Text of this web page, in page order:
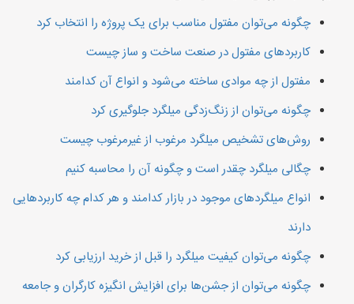
چگونه می‌توان مفتول مناسب برای یک پروژه را انتخاب کرد
کاربردهای مفتول در صنعت ساخت و ساز چیست
مفتول از چه موادی ساخته می‌شود و انواع آن کدامند
چگونه می‌توان از زنگ‌زدگی میلگرد جلوگیری کرد
روش‌های تشخیص میلگرد مرغوب از غیرمرغوب چیست
چگالی میلگرد چقدر است و چگونه آن را محاسبه کنیم
انواع میلگردهای موجود در بازار کدامند و هر کدام چه کاربردهایی
دارند
چگونه می‌توان کیفیت میلگرد را قبل از خرید ارزیابی کرد
چگونه می‌توان از جشن‌ها برای افزایش انگیزه کارگران و جامعه